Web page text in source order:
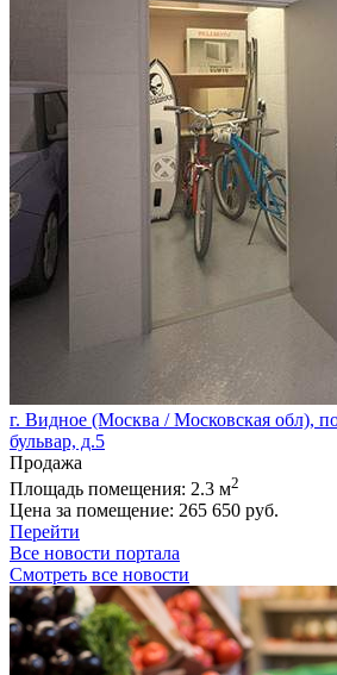
г. Видное (Москва / Московская обл),
бульвар, д.5
Продажа
Площадь помещения: 2.3 м2
Цена за помещение: 265 650 руб.
Перейти
Все новости портала
Смотреть все новости